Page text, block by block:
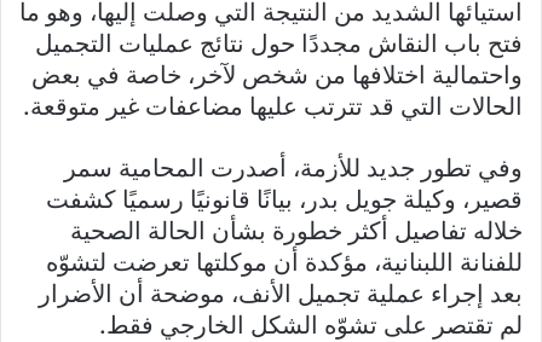
استيائها الشديد من النتيجة التي وصلت إليها، وهو ما
فتح باب النقاش مجددًا حول نتائج عمليات التجميل
واحتمالية اختلافها من شخص لآخر، خاصة في بعض
الحالات التي قد تترتب عليها مضاعفات غير متوقعة.
وفي تطور جديد للأزمة، أصدرت المحامية سمر
قصير، وكيلة جويل بدر، بيانًا قانونيًا رسميًا كشفت
خلاله تفاصيل أكثر خطورة بشأن الحالة الصحية
للفنانة اللبنانية، مؤكدة أن موكلتها تعرضت لتشوّه
بعد إجراء عملية تجميل الأنف، موضحة أن الأضرار
لم تقتصر على تشوّه الشكل الخارجي فقط.